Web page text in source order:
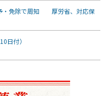
・免除で周知 厚労省、対応保
日付）